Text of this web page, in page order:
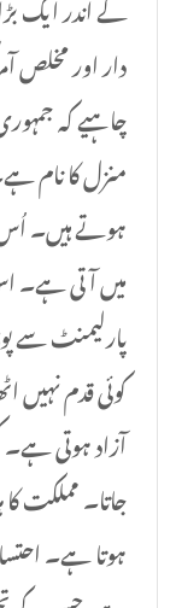
دار اور مخلص
چاہیے کہ
منزل کا نام
ہوتے ہیں۔ اُس
میں آتی
پارلیمنٹ سے
کوئی قدم نہیں
آزاد ہوتی ہے۔
جاتا۔ مملکت
ہوتا ہے۔